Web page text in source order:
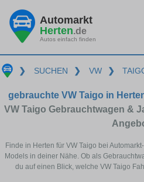
Automarkt
Herten.de
Autos einfach finden
❯ SUCHEN ❯ VW ❯
gebrauchte VW Taigo in
VW Taigo Gebrauchtwagen &
Finde in Herten für VW Taigo bei
Models in deiner Nähe. Ob als
du auf einen Blick, welche VW Taigo